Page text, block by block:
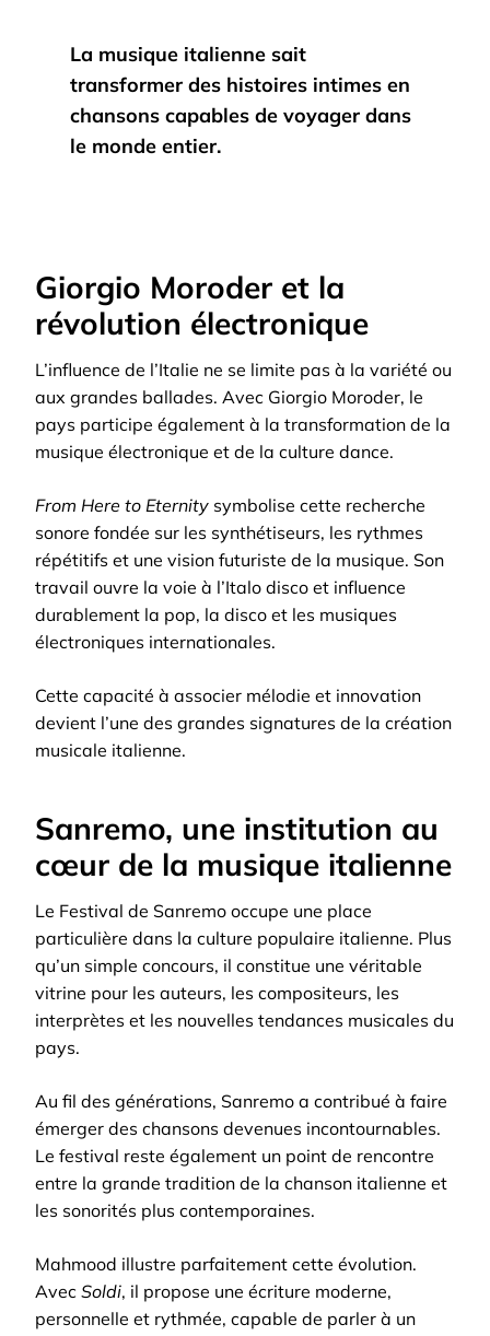
La musique italienne sait
transformer des histoires intimes en
chansons capables de voyager dans
le monde entier.
Giorgio Moroder et la
révolution électronique
L’influence de l’Italie ne se limite pas à la variété ou
aux grandes ballades. Avec Giorgio Moroder, le
pays participe également à la transformation de la
musique électronique et de la culture dance.
From Here to Eternity symbolise cette recherche
sonore fondée sur les synthétiseurs, les rythmes
répétitifs et une vision futuriste de la musique. Son
travail ouvre la voie à l’Italo disco et influence
durablement la pop, la disco et les musiques
électroniques internationales.
Cette capacité à associer mélodie et innovation
devient l’une des grandes signatures de la création
musicale italienne.
Sanremo, une institution au
cœur de la musique italienne
Le Festival de Sanremo occupe une place
particulière dans la culture populaire italienne. Plus
qu’un simple concours, il constitue une véritable
vitrine pour les auteurs, les compositeurs, les
interprètes et les nouvelles tendances musicales du
pays.
Au fil des générations, Sanremo a contribué à faire
émerger des chansons devenues incontournables.
Le festival reste également un point de rencontre
entre la grande tradition de la chanson italienne et
les sonorités plus contemporaines.
Mahmood illustre parfaitement cette évolution.
Avec Soldi, il propose une écriture moderne,
personnelle et rythmée, capable de parler à un